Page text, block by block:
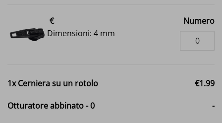
€
Dimensioni: 4 mm
Numero
1xCerniera su un rotolo €1.99
Otturatore abbinato-0 -